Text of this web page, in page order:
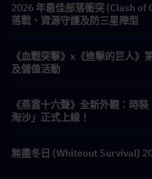
2026 年最佳部落衝突 (Clash of
落戰、資源守護及防三星陣型
《血戰突擊》x《進擊的巨人》
及儲值活動
《燕雲十六聲》全新外觀：時
淘沙」正式上線！
無盡冬日 (Whiteout Survival)